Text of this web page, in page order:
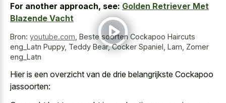
For another approach, see: Golden Retriever Met
Blazende Vacht
Bron: youtube.com Beste soorten Cockapoo Haircuts
eng_Latn Puppy, Teddy Bear, Cocker Spaniel, Lam, Zomer
eng_Latn
Hier is een overzicht van de drie belangrijkste Cockapoo
jassoorten: